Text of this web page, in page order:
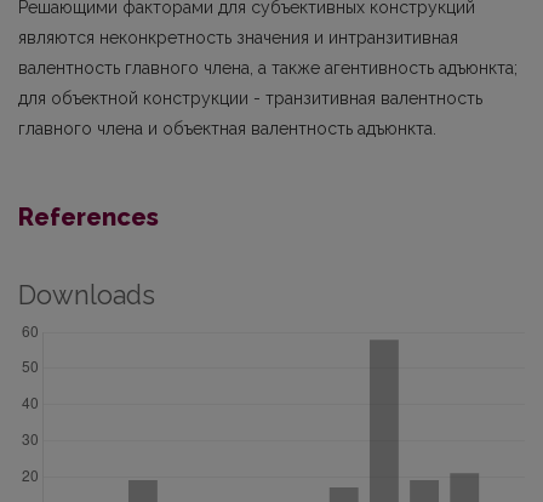
Решающими факторами для субъективных конструкций
являются неконкретность значения и интранзитивная
валентность главного члена, а также агентивность адъюнкта;
для объектной конструкции - транзитивная валентность
главного члена и объектная валентность адъюнкта.
References
Downloads